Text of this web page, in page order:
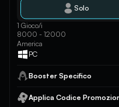
Solo
1 Gioco/i
8000 - 12000
America
PC
Booster Specifico
Applica Codice